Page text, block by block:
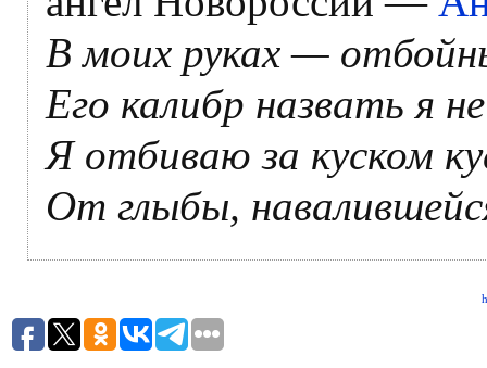
В моих руках —
Его калибр назвать я
Я отбиваю за куском
От глыбы,